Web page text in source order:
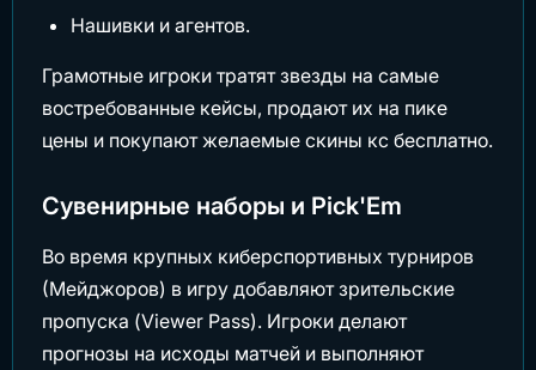
Нашивки и агентов.
Грамотные игроки тратят звезды на самые
востребованные кейсы, продают их на пике
цены и покупают желаемые скины кс бесплатно.
Сувенирные наборы и Pick'Em
Во время крупных киберспортивных турниров
(Мейджоров) в игру добавляют зрительские
пропуска (Viewer Pass). Игроки делают
прогнозы на исходы матчей и выполняют